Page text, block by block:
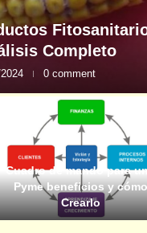
Completo
0 comment
Cuadro de mando para
Pyme beneficios y cómo
Crearlo